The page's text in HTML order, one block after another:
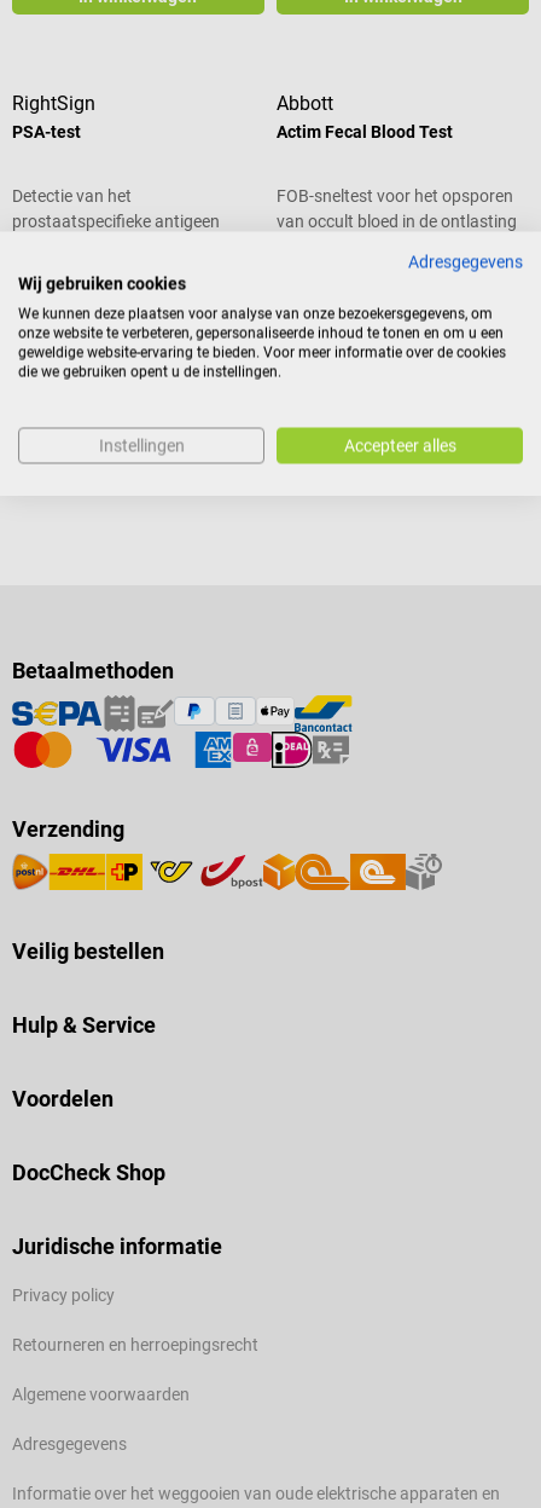
RightSign
PSA-test
Detectie van het
prostaatspecifieke antigeen
/ 1 stuk(s))
€ 96,68*
Prijzen incl. BTW, excl.
verzendkosten
Abbott
Actim Fecal Blood Test
FOB-sneltest voor het opsporen
van occult bloed in de ontlasting
20 stuk(s)(€ 3,02
€ 60,44*
Prijzen incl. BTW, excl.
verzendkosten
Betaalmethoden
Verzending
Veilig bestellen
Hulp & Service
Voordelen
DocCheck Shop
Juridische informatie
Privacy policy
Retourneren en herroepingsrecht
Algemene voorwaarden
Adresgegevens
Informatie over het weggooien van oude elektrische apparaten en
Adresgegevens
Wij gebruiken cookies
We kunnen deze plaatsen voor analyse van onze bezoekersgegevens, om
onze website te verbeteren, gepersonaliseerde inhoud te tonen en om u een
geweldige website-ervaring te bieden. Voor meer informatie over de cookies
die we gebruiken opent u de instellingen.
Instellingen Accepteer alles